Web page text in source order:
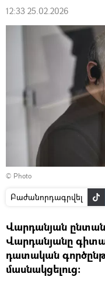
12:33 25.02.2026
© Photo
Բաժանորդագրվել
Վարդանյան
Վարդանյանը
դատական
մասնակցելուց։